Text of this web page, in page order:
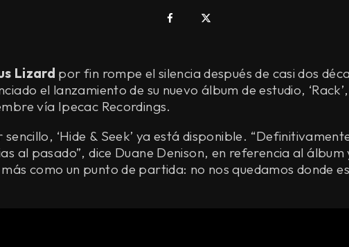
Lizard por fin rompe el silencia después de casi dos
el lanzamiento de su nuevo álbum de estudio,
vía Ipecac Recordings.
sencillo, ‘Hide & Seek’ ya está disponible.
al pasado”, dice Duane Denison, en referencia al
como un punto de partida: no nos quedamos donde